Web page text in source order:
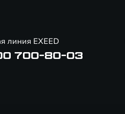
линия EXEED
700-80-03